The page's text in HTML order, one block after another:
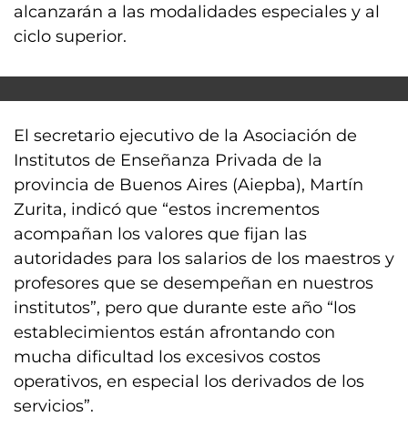
alcanzarán a las modalidades especiales y al
ciclo superior.
El secretario ejecutivo de la Asociación de
Institutos de Enseñanza Privada de la
provincia de Buenos Aires (Aiepba), Martín
Zurita, indicó que “estos incrementos
acompañan los valores que fijan las
autoridades para los salarios de los maestros y
profesores que se desempeñan en nuestros
institutos”, pero que durante este año “los
establecimientos están afrontando con
mucha dificultad los excesivos costos
operativos, en especial los derivados de los
servicios”.